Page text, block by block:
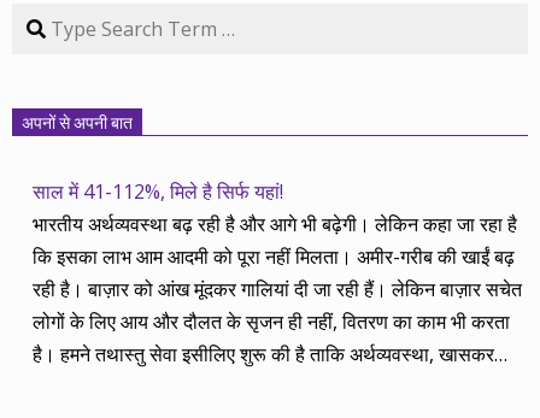
Search
अपनों से अपनी बात
साल में 41-112%, मिले है सिर्फ यहां!
भारतीय अर्थव्यवस्था बढ़ रही है और आगे भी बढ़ेगी। लेकिन कहा जा रहा है
कि इसका लाभ आम आदमी को पूरा नहीं मिलता। अमीर-गरीब की खाईं बढ़
रही है। बाज़ार को आंख मूंदकर गालियां दी जा रही हैं। लेकिन बाज़ार सचेत
लोगों के लिए आय और दौलत के सृजन ही नहीं, वितरण का काम भी करता
है। हमने तथास्तु सेवा इसीलिए शुरू की है ताकि अर्थव्यवस्था, खासकर